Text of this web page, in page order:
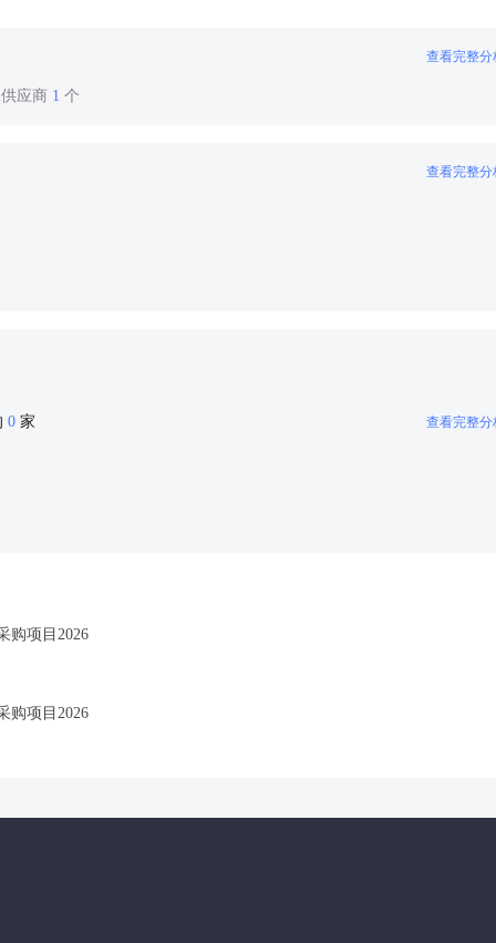
查看完整分
应商 1 个
查看完整分
0 家 查看完整分
购项目2026
购项目2026